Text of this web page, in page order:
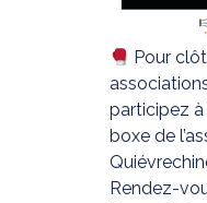
Pour
participez
boxe de
Rendez-